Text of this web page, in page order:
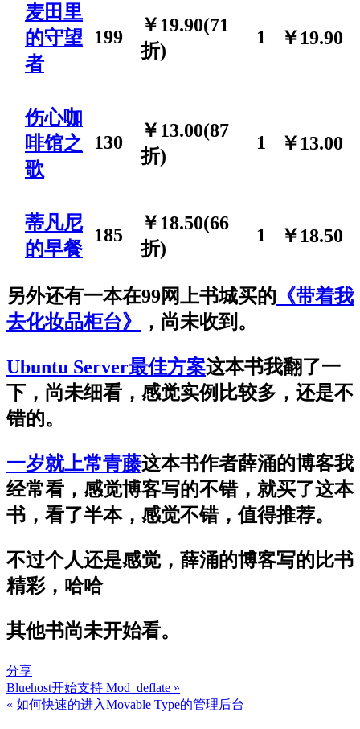
麦田里
的守望
者
199
￥19.90(71
折)
1 ￥19.90
伤心咖
啡馆之
歌
130
￥13.00(87
折)
1 ￥13.00
蒂凡尼
的早餐
185
￥18.50(66
折)
1 ￥18.50
另外还有一本在99网上书城买的 《带着我
去化妆品柜台》
，尚未收到。
Ubuntu Server最佳方案这本书我翻了一
下，尚未细看，感觉实例比较多，还是不
错的。
一岁就上常青藤这本书作者薛涌的博客我
经常看，感觉博客写的不错，就买了这本
书，看了半本，感觉不错，值得推荐。
不过个人还是感觉，薛涌的博客写的比书
精彩，哈哈
其他书尚未开始看。
分享
文
章
Bluehost开始支持 Mod_deflate »
« 如何快速的进入Movable Type的管理后台